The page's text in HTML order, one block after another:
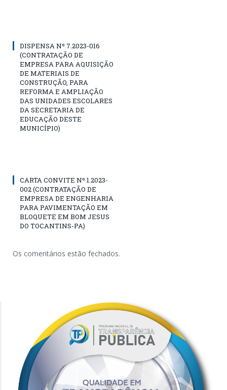
DISPENSA Nº 7.2023-016
(CONTRATAÇÃO DE
EMPRESA PARA AQUISIÇÃO
DE MATERIAIS DE
CONSTRUÇÃO, PARA
REFORMA E AMPLIAÇÃO
DAS UNIDADES ESCOLARES
DA SECRETARIA DE
EDUCAÇÃO DESTE
MUNICÍPIO)
CARTA CONVITE Nº 1.2023-
002 (CONTRATAÇÃO DE
EMPRESA DE ENGENHARIA
PARA PAVIMENTAÇÃO EM
BLOQUETE EM BOM JESUS
DO TOCANTINS-PA)
Os comentários estão fechados.